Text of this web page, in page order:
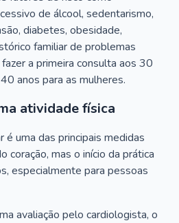
de álcool, sedentarismo,
diabetes, obesidade,
familiar de problemas
a primeira consulta aos 30
anos para as mulheres.
atividade física
é uma das principais medidas
coração, mas o início da prática
especialmente para pessoas
avaliação pelo cardiologista, o